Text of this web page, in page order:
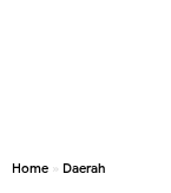
Home » Daerah